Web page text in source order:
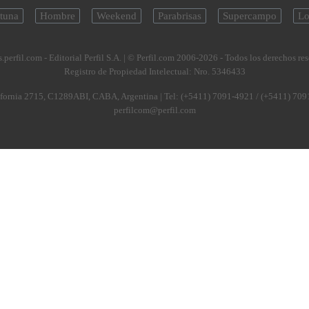
Hombre Weekend Parabrisas Supercampo
- Editorial Perfil S.A. | © Perfil.com 2006-2026 - Todos los derechos
Registro de Propiedad Intelectual: Nro. 5346433
2715, C1289ABI, CABA, Argentina | Tel: (+5411) 7091-4921 / (+5411)
perfilcom@perfil.com